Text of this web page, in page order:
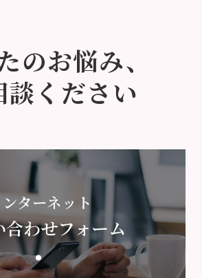
のお悩み、
談ください
ターネット
合わせフォーム